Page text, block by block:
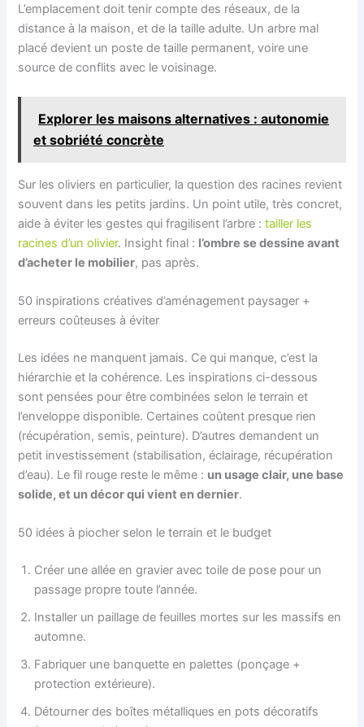
L’emplacement doit tenir compte des réseaux, de la
distance à la maison, et de la taille adulte. Un arbre mal
placé devient un poste de taille permanent, voire une
source de conflits avec le voisinage.
Explorer les maisons alternatives : autonomie
et sobriété concrète
Sur les oliviers en particulier, la question des racines revient
souvent dans les petits jardins. Un point utile, très concret,
aide à éviter les gestes qui fragilisent l’arbre :tailler les
racines d’un olivier. Insight final : l’ombre se dessine avant
d’acheter le mobilier, pas après.
50 inspirations créatives d’aménagement paysager +
erreurs coûteuses à éviter
Les idées ne manquent jamais. Ce qui manque, c’est la
hiérarchie et la cohérence. Les inspirations ci-dessous
sont pensées pour être combinées selon le terrain et
l’enveloppe disponible. Certaines coûtent presque rien
(récupération, semis, peinture). D’autres demandent un
petit investissement (stabilisation, éclairage, récupération
d’eau). Le fil rouge reste le même : un usage clair, une base
solide, et un décor qui vient en dernier.
50 idées à piocher selon le terrain et le budget
Créer une allée en gravier avec toile de pose pour un
passage propre toute l’année.
Installer un paillage de feuilles mortes sur les massifs en
automne.
Fabriquer une banquette en palettes (ponçage +
protection extérieure).
Détourner des boîtes métalliques en pots décoratifs